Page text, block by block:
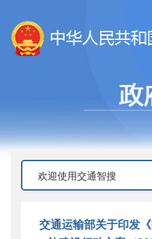
交通运输部关于印发